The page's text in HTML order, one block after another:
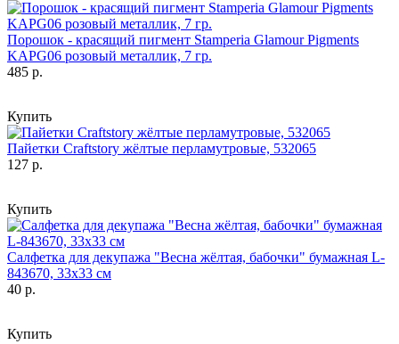
Порошок - красящий пигмент Stamperia Glamour Pigments
KAPG06 розовый металлик, 7 гр.
485 р.
Купить
Пайетки Craftstory жёлтые перламутровые, 532065
127 р.
Купить
Салфетка для декупажа "Весна жёлтая, бабочки" бумажная L-
843670, 33х33 см
40 р.
Купить